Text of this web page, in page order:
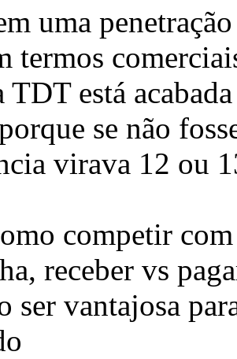
uma
termos
TDT está
se não
virava 12 ou
competir
receber vs
ser vantajosa